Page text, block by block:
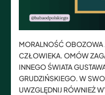
MORALNOŚĆ OBOZOWA
CZŁOWIEKA. OMÓW
INNEGO ŚWIATA
GRUDZIŃSKIEGO. W
UWZGLĘDNIJ RÓWNIEŻ